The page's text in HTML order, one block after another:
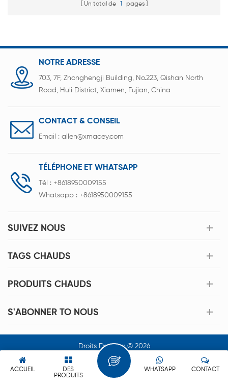
Un total de 1 pages
NOTRE ADRESSE
703, 7F, Zhonghengji Building, No.223, Qishan North
Road, Huli District, Xiamen, Fujian, China
CONTACT & CONSEIL
Email : allen@xmacey.com
TÉLÉPHONE ET WHATSAPP
Tél : +8618950009155
Whatsapp : +8618950009155
SUIVEZ NOUS
TAGS CHAUDS
PRODUITS CHAUDS
S'ABONNER TO NOUS
Droits Dauteur © 2026
Xiamen Acey New Energy Technology Co.,Ltd. Tous Les Droits
Sont Réservés.
ACCUEIL
DES
PRODUITS
CONTACT
WHATSAPP